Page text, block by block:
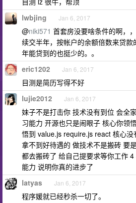
lwbjing Jan 6, 2017
@niki571 首套房没要啥条件的啊，
续交半年，按帐户的余额倍数来贷
年能贷到的也挺少的。。
eric1202 Jan 6, 2017
目测是简历写得不好
lujie2012 Jan 6, 2017
妹子不是打击你 技术没有到位 会全
习能力 开源也只是闹眼子 核心你领
悟到 value.js require.js react 核心
拿不到好待遇的 做技术不是搬砖 要
都去搬砖了 给自己提要求等你工作
能力 说明你真的进步了
latyas Jan 6, 2017
程序媛就已经秒杀一切了。